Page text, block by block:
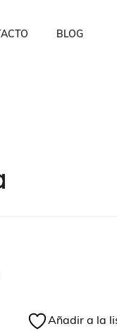
BLOG
Añadir a la